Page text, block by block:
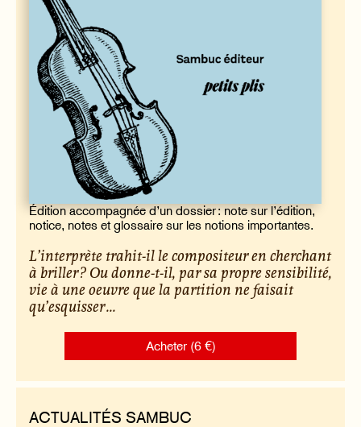
Édition accompagnée d’un dossier : note sur l’édition,
notice, notes et glossaire sur les notions importantes.
L’interprète trahit-il le compositeur en cherchant
à briller ? Ou donne-t-il, par sa propre sensibilité,
vie à une oeuvre que la partition ne faisait
qu’esquisser ...
Acheter (6 €)
ACTUALITÉS SAMBUC